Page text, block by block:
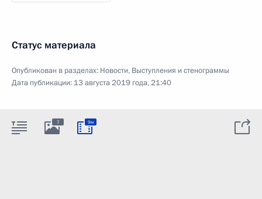
Статус материала
Опубликован в разделах: Новости, Выступления и стенограммы
Дата публикации: 13 августа 2019 года, 21:40
7 9м